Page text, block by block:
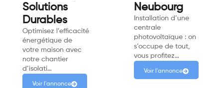
Solutions
Durables
Optimisez l’efficacité
énergétique de
votre maison avec
notre chantier
d’isolati…
Voir l'annonce
Neubourg
Installation d’une
centrale
photovoltaïque : on
s’occupe de tout,
vous profitez…
Voir l'annonce